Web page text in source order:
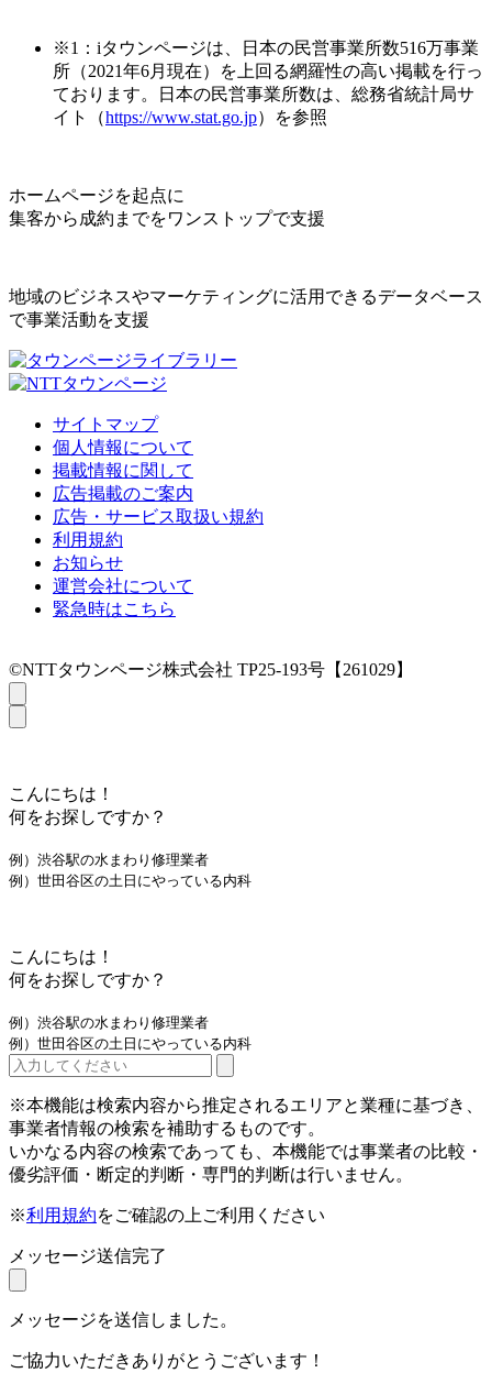
※1：iタウンページは、日本の民営事業所数516万事業
所（2021年6月現在）を上回る網羅性の高い掲載を行っ
ております。日本の民営事業所数は、総務省統計局サ
イト（https://www.stat.go.jp）を参照
ホームページを起点に
集客から成約までをワンストップで支援
地域のビジネスやマーケティングに活用できるデータベース
で事業活動を支援
サイトマップ
個人情報について
掲載情報に関して
広告掲載のご案内
広告・サービス取扱い規約
利用規約
お知らせ
運営会社について
緊急時はこちら
©NTTタウンページ株式会社 TP25-193号【261029】
こんにちは！
何をお探しですか？
例）渋谷駅の水まわり修理業者
例）世田谷区の土日にやっている内科
こんにちは！
何をお探しですか？
例）渋谷駅の水まわり修理業者
例）世田谷区の土日にやっている内科
※本機能は検索内容から推定されるエリアと業種に基づき、
事業者情報の検索を補助するものです。
いかなる内容の検索であっても、本機能では事業者の比較・
優劣評価・断定的判断・専門的判断は行いません。
※利用規約をご確認の上ご利用ください
メッセージ送信完了
メッセージを送信しました。
ご協力いただきありがとうございます！